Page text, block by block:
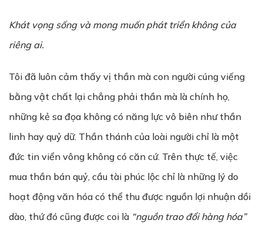
Khát vọng sống và mong muốn phát triển không của
riêng ai.
Tôi đã luôn cảm thấy vị thần mà con người cúng viếng
bằng vật chất lại chẳng phải thần mà là chính họ,
những kẻ sa đọa không có năng lực vô biên như thần
linh hay quỷ dữ. Thần thánh của loài người chỉ là một
đức tin viển vông không có căn cứ. Trên thực tế, việc
mua thần bán quỷ, cầu tài phúc lộc chỉ là những lý do
hoạt động văn hóa có thể thu được nguồn lợi nhuận dồi
dào, thứ đó cũng được coi là “nguồn trao đổi hàng hóa”